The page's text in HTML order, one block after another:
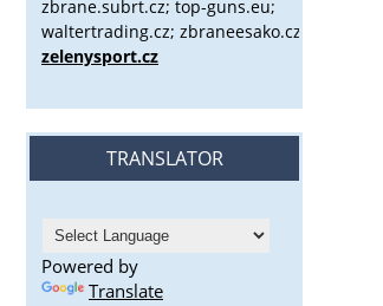
zbrane.subrt.cz; top-guns.eu;
waltertrading.cz; zbraneesako.cz;
zelenysport.cz
TRANSLATOR
Powered by
Translate